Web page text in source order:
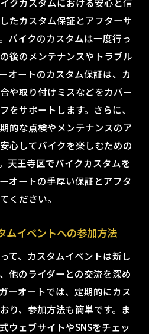
たカスタム保証とアフターサ
バイクのカスタムは一度行っ
後のメンテナンスやトラブル
オートのカスタム保証は、カ
や取り付けミスなどをカバー
をサポートします。さらに、
的な点検やメンテナンスのア
心してバイクを楽しむための
天王寺区でバイクカスタムを
オートの手厚い保証とアフタ
ください。
ムイベントへの参加方法
て、カスタムイベントは新し
他のライダーとの交流を深め
ーオートでは、定期的にカス
り、参加方法も簡単です。ま
ウェブサイトやSNSをチェッ